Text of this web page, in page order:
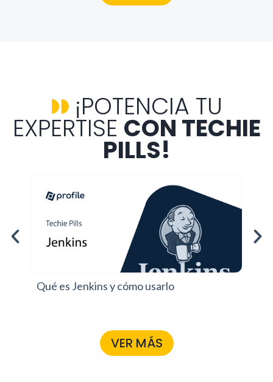
¡POTENCIA TU
EXPERTISE CON TECHIE
PILLS!
Qué es Jenkins y cómo usarlo
VER MÁS